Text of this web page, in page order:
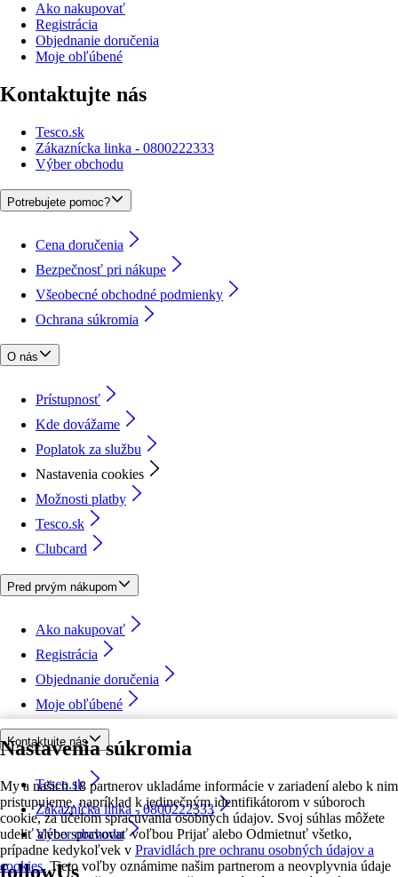
Nastavenia súkromia
My a našich 18 partnerov ukladáme informácie v zariadení alebo k nim
pristupujeme, napríklad k jedinečným identifikátorom v súboroch
cookie, za účelom spracúvania osobných údajov. Svoj súhlas môžete
udeliť alebo spravovať voľbou Prijať alebo Odmietnuť všetko,
prípadne kedykoľvek v Pravidlách pre ochranu osobných údajov a
cookies. Tieto voľby oznámime našim partnerom a neovplyvnia údaje
Ako nakupovať
Registrácia
Objednanie doručenia
Moje obľúbené
Kontaktujte nás
Tesco.sk
Zákaznícka linka - 0800222333
Výber obchodu
Potrebujete pomoc?
Cena doručenia
Bezpečnosť pri nákupe
Všeobecné obchodné podmienky
Ochrana súkromia
O nás
Prístupnosť
Kde dovážame
Poplatok za službu
Nastavenia cookies
Možnosti platby
Tesco.sk
Clubcard
Pred prvým nákupom
Ako nakupovať
Registrácia
Objednanie doručenia
Moje obľúbené
Kontaktujte nás
Tesco.sk
Zákaznícka linka - 0800222333
Výber obchodu
followUs